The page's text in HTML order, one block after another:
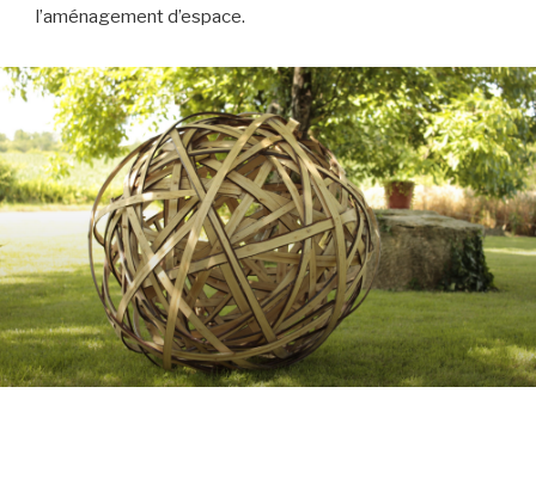
l’aménagement d’espace.